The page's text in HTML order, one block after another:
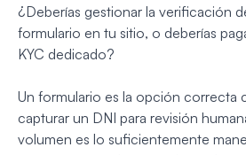
¿Deberías gestionar la verificación
formulario en tu sitio, o deberías
KYC dedicado?
Un formulario es la opción correcta
capturar un DNI para revisión
volumen es lo suficientemente